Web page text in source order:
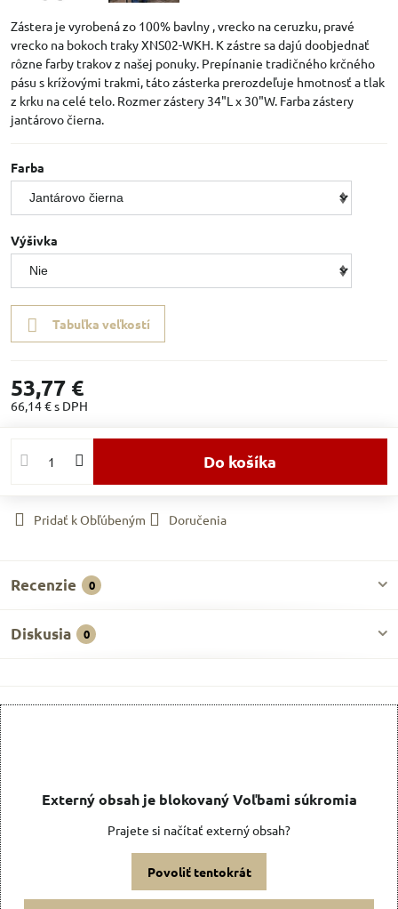
Zástera je vyrobená zo 100% bavlny , vrecko na ceruzku, pravé
vrecko na bokoch traky XNS02-WKH. K zástre sa dajú doobjednať
rôzne farby trakov z našej ponuky. Prepínanie tradičného krčného
pásu s krížovými trakmi, táto zásterka prerozdeľuje hmotnosť a tlak
z krku na celé telo. Rozmer zástery 34"L x 30"W. Farba zástery
jantárovo čierna.
Farba
Výšivka
Tabuľka veľkostí
53,77 €
66,14 €s DPH
Do košíka
Pridať k Obľúbeným Doručenia
Recenzie 0
Diskusia 0
Externý obsah je blokovaný Voľbami súkromia
Prajete si načítať externý obsah?
Povoliť tentokrát